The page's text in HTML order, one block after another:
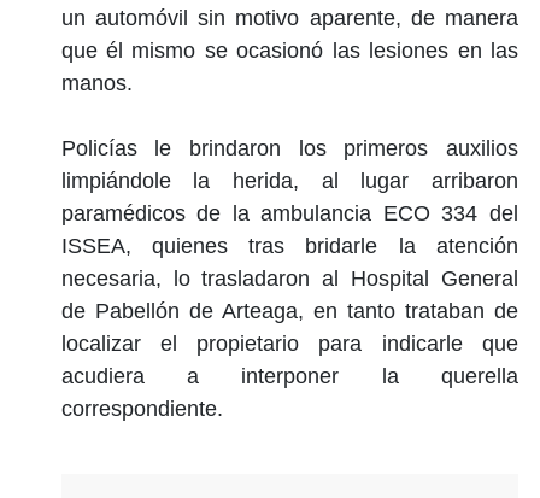
un automóvil sin motivo aparente, de manera
que él mismo se ocasionó las lesiones en las
manos.
Policías le brindaron los primeros auxilios
limpiándole la herida, al lugar arribaron
paramédicos de la ambulancia ECO 334 del
ISSEA, quienes tras bridarle la atención
necesaria, lo trasladaron al Hospital General
de Pabellón de Arteaga, en tanto trataban de
localizar el propietario para indicarle que
acudiera a interponer la querella
correspondiente.